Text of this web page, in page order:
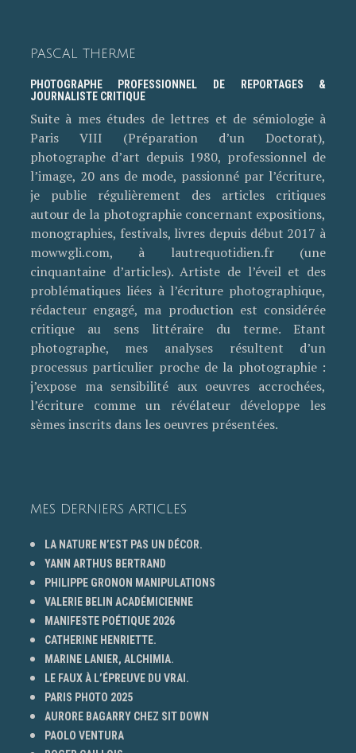
PASCAL THERME
PHOTOGRAPHE PROFESSIONNEL DE REPORTAGES &
JOURNALISTE CRITIQUE
Suite à mes études de lettres et de sémiologie à
Paris VIII (Préparation d’un Doctorat),
photographe d’art depuis 1980, professionnel de
l’image, 20 ans de mode, passionné par l’écriture,
je publie régulièrement des articles critiques
autour de la photographie concernant expositions,
monographies, festivals, livres depuis début 2017 à
mowwgli.com, à lautrequotidien.fr (une
cinquantaine d’articles). Artiste de l’éveil et des
problématiques liées à l’écriture photographique,
rédacteur engagé, ma production est considérée
critique au sens littéraire du terme. Etant
photographe, mes analyses résultent d’un
processus particulier proche de la photographie :
j’expose ma sensibilité aux oeuvres accrochées,
l’écriture comme un révélateur développe les
sèmes inscrits dans les oeuvres présentées.
MES DERNIERS ARTICLES
LA NATURE N’EST PAS UN DÉCOR.
YANN ARTHUS BERTRAND
PHILIPPE GRONON MANIPULATIONS
VALERIE BELIN ACADÉMICIENNE
MANIFESTE POÉTIQUE 2026
CATHERINE HENRIETTE.
MARINE LANIER, ALCHIMIA.
LE FAUX À L’ÉPREUVE DU VRAI.
PARIS PHOTO 2025
AURORE BAGARRY CHEZ SIT DOWN
PAOLO VENTURA